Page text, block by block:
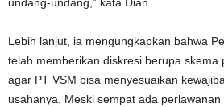
Lebih lanjut, ia mengungkapkan bahwa
telah memberikan diskresi berupa skema
agar PT VSM bisa menyesuaikan
usahanya. Meski sempat ada perlawanan